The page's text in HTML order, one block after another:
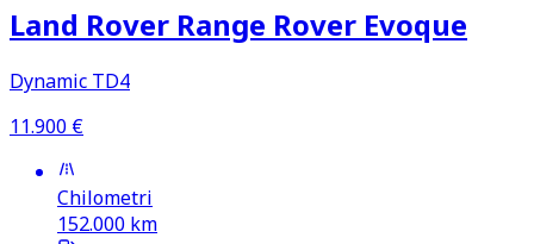
Land Rover Range Rover Evoque
Dynamic TD4
11.900 €
Chilometri
152.000 km